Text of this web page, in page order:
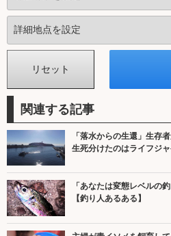
関連する記事
「落水からの生還」生存
生死分けたのはライフジ
「あなたは変態レベルの
【釣り人あるある】